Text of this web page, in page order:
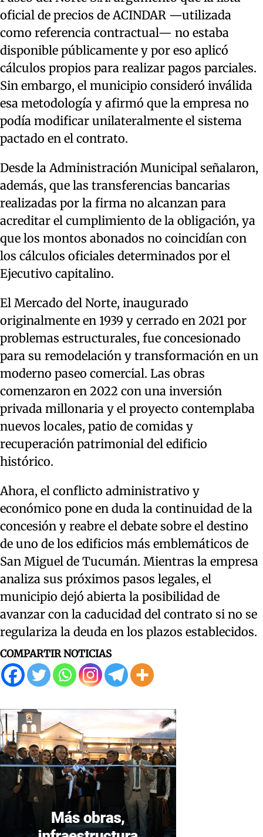
oficial de precios de ACINDAR —utilizada
como referencia contractual— no estaba
disponible públicamente y por eso aplicó
cálculos propios para realizar pagos parciales.
Sin embargo, el municipio consideró inválida
esa metodología y afirmó que la empresa no
podía modificar unilateralmente el sistema
pactado en el contrato.
Desde la Administración Municipal señalaron,
además, que las transferencias bancarias
realizadas por la firma no alcanzan para
acreditar el cumplimiento de la obligación, ya
que los montos abonados no coincidían con
los cálculos oficiales determinados por el
Ejecutivo capitalino.
El Mercado del Norte, inaugurado
originalmente en 1939 y cerrado en 2021 por
problemas estructurales, fue concesionado
para su remodelación y transformación en un
moderno paseo comercial. Las obras
comenzaron en 2022 con una inversión
privada millonaria y el proyecto contemplaba
nuevos locales, patio de comidas y
recuperación patrimonial del edificio
histórico.
Ahora, el conflicto administrativo y
económico pone en duda la continuidad de la
concesión y reabre el debate sobre el destino
de uno de los edificios más emblemáticos de
San Miguel de Tucumán. Mientras la empresa
analiza sus próximos pasos legales, el
municipio dejó abierta la posibilidad de
avanzar con la caducidad del contrato si no se
regulariza la deuda en los plazos establecidos.
COMPARTIR NOTICIAS